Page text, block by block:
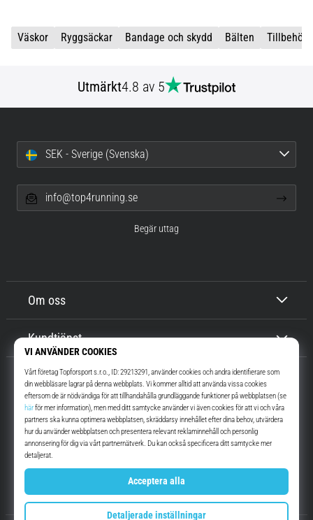
Väskor Ryggsäckar Bandage och skydd Bälten Tillbehör
Utmärkt4.8 av 5
Top4Running.se
I mer än 16 år vi har vi motiverat dig att gå ut och springa. Snabbare. Med
InstagramYouTube
Om oss
Kundtjänst
SEK - Sverige (Svenska)
info@top4running.se
Begär uttag